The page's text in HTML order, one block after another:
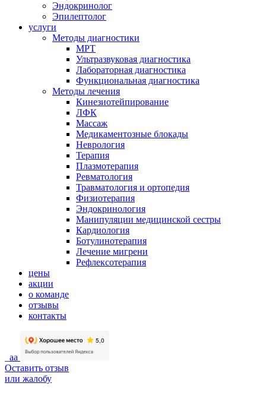
Эндокринолог
Эпилептолог
услуги
Методы диагностики
МРТ
Ультразвуковая диагностика
Лабораторная диагностика
Функциональная диагностика
Методы лечения
Кинезиотейпирование
ЛФК
Массаж
Медикаментозные блокады
Неврология
Терапия
Плазмотерапия
Ревматология
Травматология и ортопедия
Физиотерапия
Эндокринология
Манипуляции медицинской сестры
Кардиология
Ботулинотерапия
Лечение мигрени
Рефлексотерапия
цены
акции
о команде
отзывы
контакты
aa
Оставить отзыв
или жалобу